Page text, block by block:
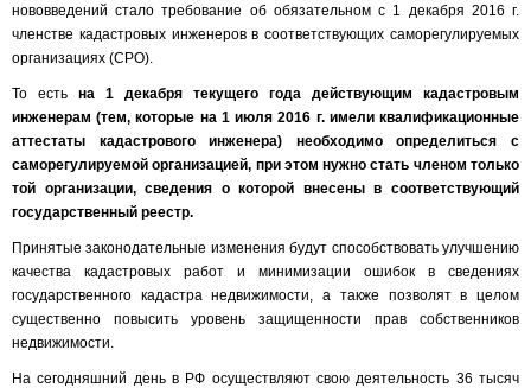
нововведений стало требование об обязательном с 1 декабря 2016 г.
членстве кадастровых инженеров в соответствующих саморегулируемых
организациях (СРО).
То есть на 1 декабря текущего года действующим кадастровым
инженерам (тем, которые на 1 июля 2016 г. имели квалификационные
аттестаты кадастрового инженера) необходимо определиться с
саморегулируемой организацией, при этом нужно стать членом только
той организации, сведения о которой внесены в соответствующий
государственный реестр.
Принятые законодательные изменения будут способствовать улучшению
качества кадастровых работ и минимизации ошибок в сведениях
государственного кадастра недвижимости, а также позволят в целом
существенно повысить уровень защищенности прав собственников
недвижимости.
На сегодняшний день в РФ осуществляют свою деятельность 36 тысяч